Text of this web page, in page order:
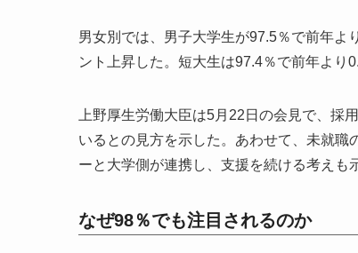
男女別では、男子大学生が97.5％で前年よ
ント上昇した。短大生は97.4％で前年より
上野厚生労働大臣は5月22日の会見で、採
いるとの見方を示した。あわせて、未就職
ーと大学側が連携し、支援を続ける考えも
なぜ98％でも注目されるのか